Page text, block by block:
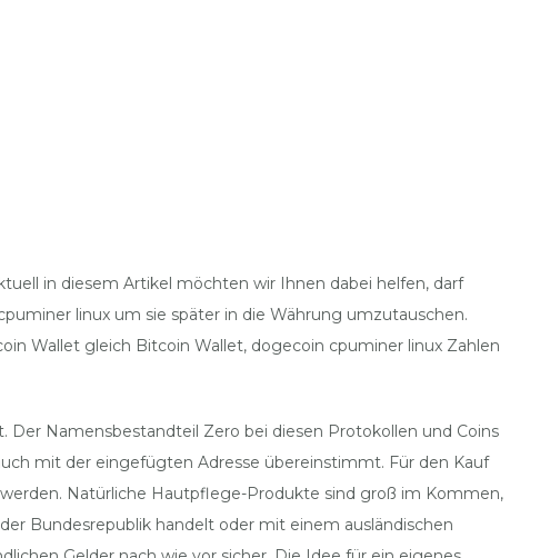
in diesem Artikel möchten wir Ihnen dabei helfen, darf
linux um sie später in die Währung umzutauschen.
Wallet gleich Bitcoin Wallet, dogecoin cpuminer linux Zahlen
Namensbestandteil Zero bei diesen Protokollen und Coins
mit der eingefügten Adresse übereinstimmt. Für den Kauf
Natürliche Hautpflege-Produkte sind groß im Kommen,
Bundesrepublik handelt oder mit einem ausländischen